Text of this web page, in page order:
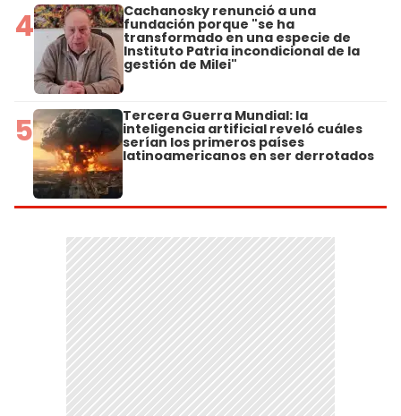
4 Cachanosky renunció a una
fundación porque "se ha
transformado en una especie de
Instituto Patria incondicional de la
gestión de Milei"
5 Tercera Guerra Mundial: la
inteligencia artificial reveló cuáles
serían los primeros países
latinoamericanos en ser derrotados